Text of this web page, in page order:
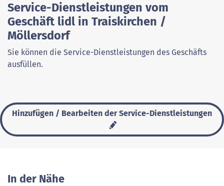
Service-Dienstleistungen vom
Geschäft lidl in Traiskirchen /
Möllersdorf
Sie können die Service-Dienstleistungen des Geschäfts
ausfüllen.
Hinzufügen / Bearbeiten der Service-Dienstleistungen
In der Nähe